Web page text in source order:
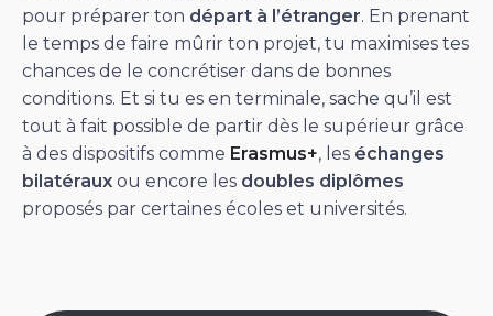
pour préparer ton départ à l’étranger. En prenant
le temps de faire mûrir ton projet, tu maximises tes
chances de le concrétiser dans de bonnes
conditions. Et si tu es en terminale, sache qu’il est
tout à fait possible de partir dès le supérieur grâce
à des dispositifs comme Erasmus+, les échanges
bilatéraux ou encore les doubles diplômes
proposés par certaines écoles et universités.